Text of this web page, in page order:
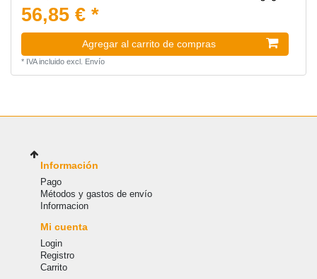
56,85 € *
Agregar al carrito de compras
* IVA incluidoexcl. Envío
Información
Pago
Métodos y gastos de envío
Informacion
Mi cuenta
Login
Registro
Carrito